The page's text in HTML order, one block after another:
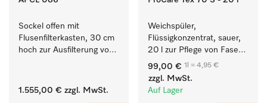
Sockel offen mit
Flusenfilterkasten, 30 cm
hoch zur Ausfilterung von
1.555,00 € zzgl. MwSt.
Weichspüler,
Flüssigkonzentrat, sauer,
20 l zur Pflege von Fasern
für eine langfristige
Geschmeidigkeit der
Textilien.
99,00 € 1l = 4,95 €
zzgl. MwSt.
Auf Lager